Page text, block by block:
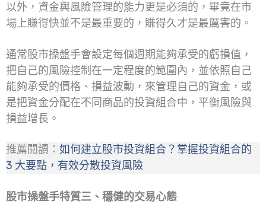
以外，資金與風險管理的能力更是必須的，畢竟在市
場上賺得快並不是最重要的，賺得久才是最厲害的。
通常股市操盤手會設定每個週期能夠承受的虧損值，
把自己的風險控制在一定程度的範圍內，並依照自己
能夠承受的價格、損益波動，來管理自己的資金，或
是把資金分配在不同商品的投資組合中，平衡風險與
損益增長。
推薦閱讀： 如何建立股市投資組合？掌握投資組合的
3 大要點，有效分散投資風險
股市操盤手特質三、穩健的交易心態